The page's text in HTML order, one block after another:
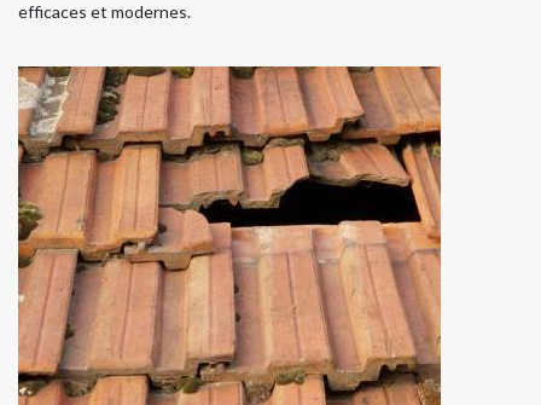
efficaces et modernes.